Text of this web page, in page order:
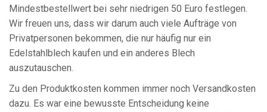
Mindestbestellwert bei sehr niedrigen 50 Euro festlegen.
Wir freuen uns, dass wir darum auch viele Aufträge von
Privatpersonen bekommen, die nur häufig nur ein
Edelstahlblech kaufen und ein anderes Blech
auszutauschen.
Zu den Produktkosten kommen immer noch Versandkosten
dazu. Es war eine bewusste Entscheidung keine